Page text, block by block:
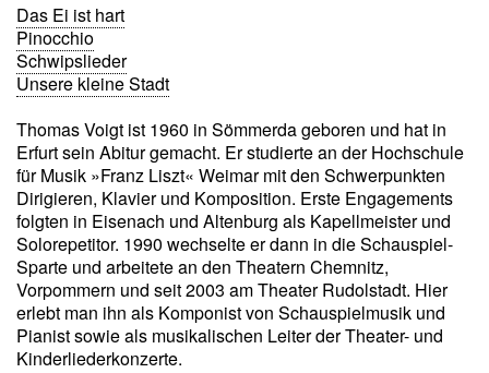
Das Ei ist hart
Pinocchio
Schwipslieder
Unsere kleine Stadt
Thomas Voigt ist 1960 in Sömmerda geboren und hat in
Erfurt sein Abitur gemacht. Er studierte an der Hochschule
für Musik »Franz Liszt« Weimar mit den Schwerpunkten
Dirigieren, Klavier und Komposition. Erste Engagements
folgten in Eisenach und Altenburg als Kapellmeister und
Solorepetitor. 1990 wechselte er dann in die Schauspiel-
Sparte und arbeitete an den Theatern Chemnitz,
Vorpommern und seit 2003 am Theater Rudolstadt. Hier
erlebt man ihn als Komponist von Schauspielmusik und
Pianist sowie als musikalischen Leiter der Theater- und
Kinderliederkonzerte.